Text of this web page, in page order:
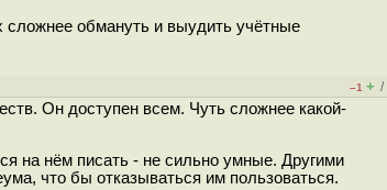
обмануть и выудить учётные
–1 + /
Он доступен всем. Чуть сложнее какой-
на нём писать - не сильно умные. Другими
что бы отказываться им пользоваться.